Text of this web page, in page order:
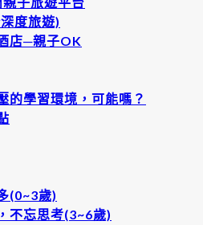
度旅遊)
店─親子OK
的學習環境，可能嗎？
(0~3歲)
不忘思考(3~6歲)